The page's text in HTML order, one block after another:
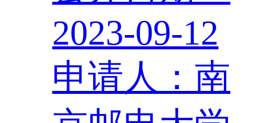
2023-09-12
申请人：南